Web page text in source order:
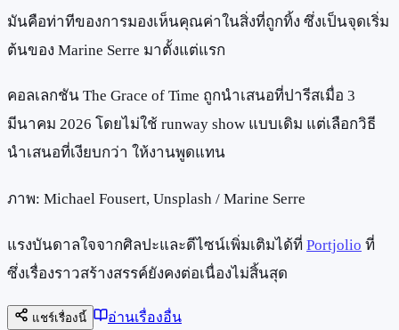
มันคือท่าทีของการมองเห็นคุณค่าในสิ่งที่ถูกทิ้ง ซึ่งเป็นจุดเริ่ม
ต้นของ Marine Serre มาตั้งแต่แรก
คอลเลกชัน The Grace of Time ถูกนำเสนอที่ปารีสเมื่อ 3
มีนาคม 2026 โดยไม่ใช้ runway show แบบเดิม แต่เลือกวิธี
นำเสนอที่เงียบกว่า ให้งานพูดแทน
ภาพ: Michael Fousert, Unsplash / Marine Serre
แรงบันดาลใจจากศิลปะและดีไซน์เพิ่มเติมได้ที่ Portjolio ที่
ซึ่งเรื่องราวสร้างสรรค์ยังคงต่อเนื่องไม่สิ้นสุด
แชร์เรื่องนี้
อ่านเรื่องอื่น